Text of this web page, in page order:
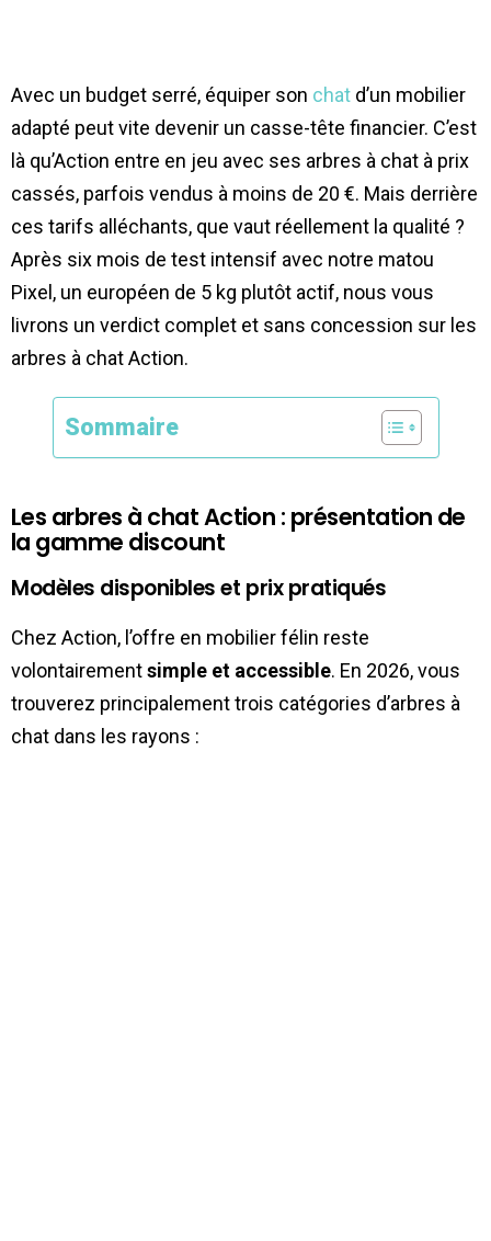
Avec un budget serré, équiper son chat d’un mobilier
adapté peut vite devenir un casse-tête financier. C’est
là qu’Action entre en jeu avec ses arbres à chat à prix
cassés, parfois vendus à moins de 20 €. Mais derrière
ces tarifs alléchants, que vaut réellement la qualité ?
Après six mois de test intensif avec notre matou
Pixel, un européen de 5 kg plutôt actif, nous vous
livrons un verdict complet et sans concession sur les
arbres à chat Action.
Sommaire
Les arbres à chat Action : présentation de
la gamme discount
Modèles disponibles et prix pratiqués
Chez Action, l’offre en mobilier félin reste
volontairementsimple et accessible. En 2026, vous
trouverez principalement trois catégories d’arbres à
chat dans les rayons :